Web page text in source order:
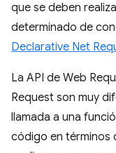
que se deben
determinado de
Declarative Net
La API de Web
Request son muy
llamada a una
código en términos